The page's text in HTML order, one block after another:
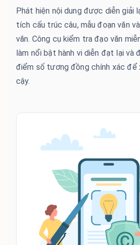
Phát hiện nội dung được diễn giải
tích cấu trúc câu, mẫu đoạn văn
văn. Công cụ kiểm tra đạo văn
làm nổi bật hành vi diễn đạt lại và
điểm số tương đồng chính xác để
cậy.